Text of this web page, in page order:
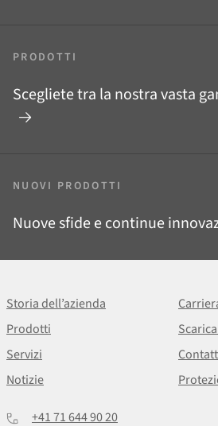
PRODOTTI
Scegliete tra la nostra vasta
NUOVI PRODOTTI
Nuove sfide e continue
Storia dell’azienda
Prodotti
Servizi
Notizie
+41 71 644 90 20